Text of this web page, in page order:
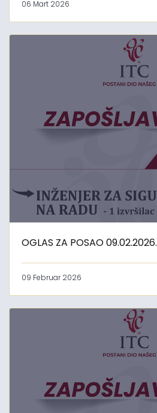
06 Mart 2026
OGLAS ZA POSAO 09.02.2026.
09 Februar 2026